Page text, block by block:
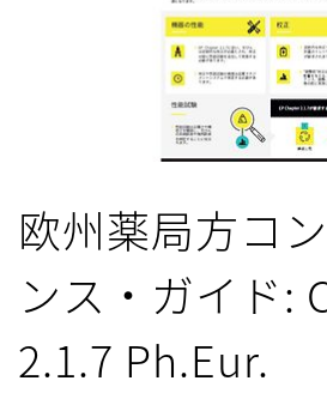
欧州薬局方コ
ンス・ガイド:
2.1.7 Ph.Eur.